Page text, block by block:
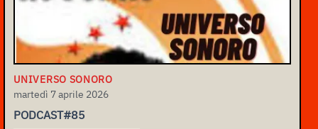
UNIVERSO SONORO
martedì 7 aprile 2026
PODCAST#85